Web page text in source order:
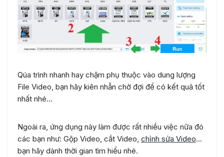
Qúa trình nhanh hay chậm phụ thuộc vào dung lượng
File Video, bạn hãy kiên nhẫn chờ đợi để có kết quả tốt
nhất nhé…
Ngoài ra, ứng dụng này làm được rất nhiều việc nữa đó
các bạn như: Gộp Video, cắt Video, chỉnh sửa Video…
bạn hãy dành thời gian tìm hiểu nhé.